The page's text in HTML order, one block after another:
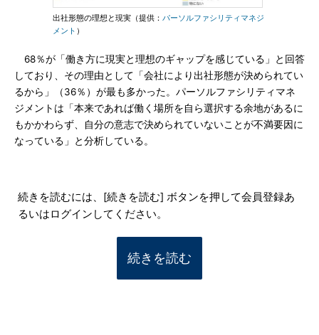
出社形態の理想と現実（提供： パーソルファシリティマネジ
メント ）
68％が「働き方に現実と理想のギャップを感じている」と回答
しており、その理由として「会社により出社形態が決められてい
るから」（36％）が最も多かった。パーソルファシリティマネ
ジメントは「本来であれば働く場所を自ら選択する余地があるに
もかかわらず、自分の意志で決められていないことが不満要因に
なっている」と分析している。
続きを読むには、[続きを読む] ボタンを押して会員登録あ
るいはログインしてください。
続きを読む